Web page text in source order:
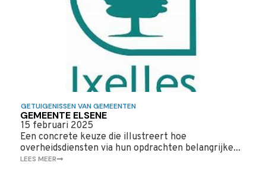
GETUIGENISSEN VAN GEMEENTEN
GEMEENTE ELSENE
15 februari 2025
Een concrete keuze die illustreert hoe
overheidsdiensten via hun opdrachten belangrijke...
LEES MEER